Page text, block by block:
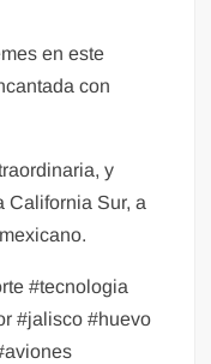
en este
con
y
California Sur, a
#tecnologia
#jalisco #huevo